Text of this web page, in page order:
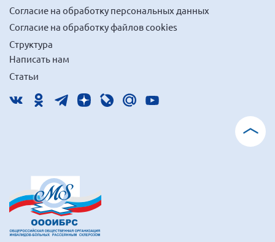
Согласие на обработку персональных данных
Согласие на обработку файлов cookies
Структура
Написать нам
Статьи